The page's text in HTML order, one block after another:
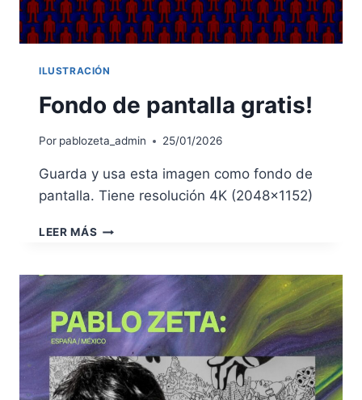
ILUSTRACIÓN
Fondo de pantalla gratis!
Por pablozeta_admin 25/01/2026
Guarda y usa esta imagen como fondo de
pantalla. Tiene resolución 4K (2048×1152)
LEER MÁS FONDO
GRATIS!